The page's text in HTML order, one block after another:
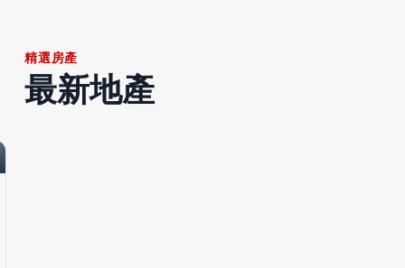
精選房產
最新地產